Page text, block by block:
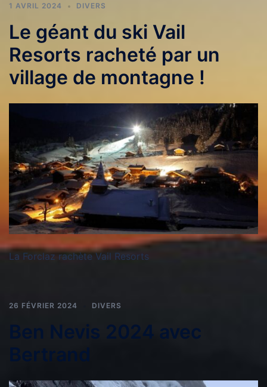
1 AVRIL 2024 DIVERS
Le géant du ski Vail
Resorts racheté par un
village de montagne !
La Forclaz rachète Vail Resorts
26 FÉVRIER 2024 DIVERS
Ben Nevis 2024 avec